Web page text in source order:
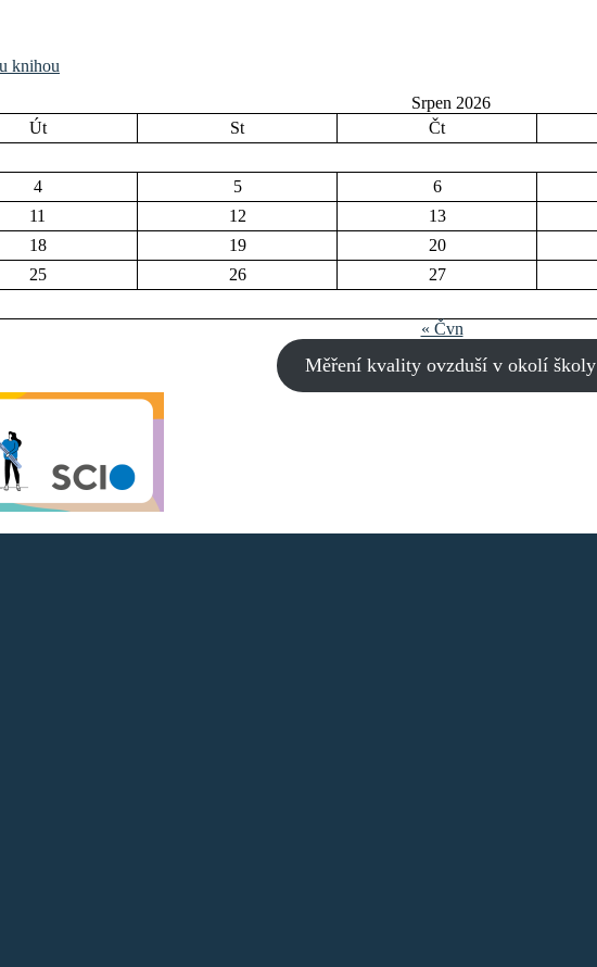
knihou
Srpen 2026
Út St Čt
4 5 6
11 12 13
18 19 20
25 26 27
« Čvn
Měření kvality ovzduší v okolí školy